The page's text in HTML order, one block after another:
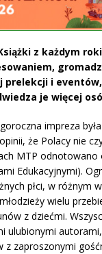
z każdym
prelekcji i
je więcej
impreza
że Polacy nie
MTP odnotowano
Edukacyjnymi).
płci, w różnym
wielu
z dziećmi.
ulubionymi
z zaproszonymi